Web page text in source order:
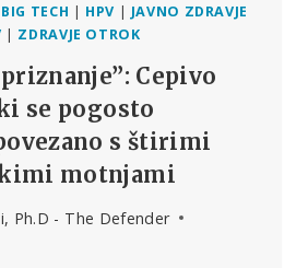
BIG TECH | HPV | JAVNO ZDRAVJE
| ZDRAVJE OTROK
Cepivo
se pogosto
s štirimi
motnjami
Ph.D - The Defender